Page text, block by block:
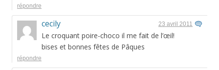
répondre
cecily 23 avril 2011
Le croquant poire-choco il me fait de l’œil!
bises et bonnes fêtes de Pâques
répondre